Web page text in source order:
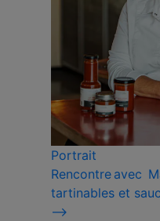
Portrait
Rencontre avec
tartinables et
⟶